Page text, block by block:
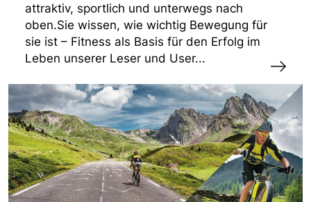
attraktiv, sportlich und unterwegs nach
oben.Sie wissen, wie wichtig Bewegung für
sie ist – Fitness als Basis für den Erfolg im
Leben unserer Leser und User...